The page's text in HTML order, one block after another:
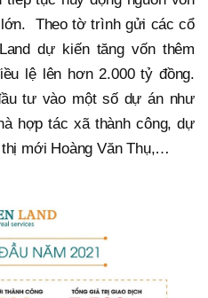
Theo tờ trình gửi các cổ
dự kiến tăng vốn thêm
lệ lên hơn 2.000 tỷ đồng.
tư vào một số dự án như
hợp tác xã thành công, dự
mới Hoàng Văn Thụ,…